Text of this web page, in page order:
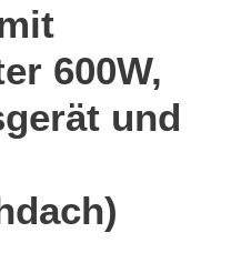
600W,
und